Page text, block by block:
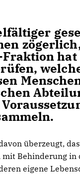
überzeugt,
mit Behinderung
eigene